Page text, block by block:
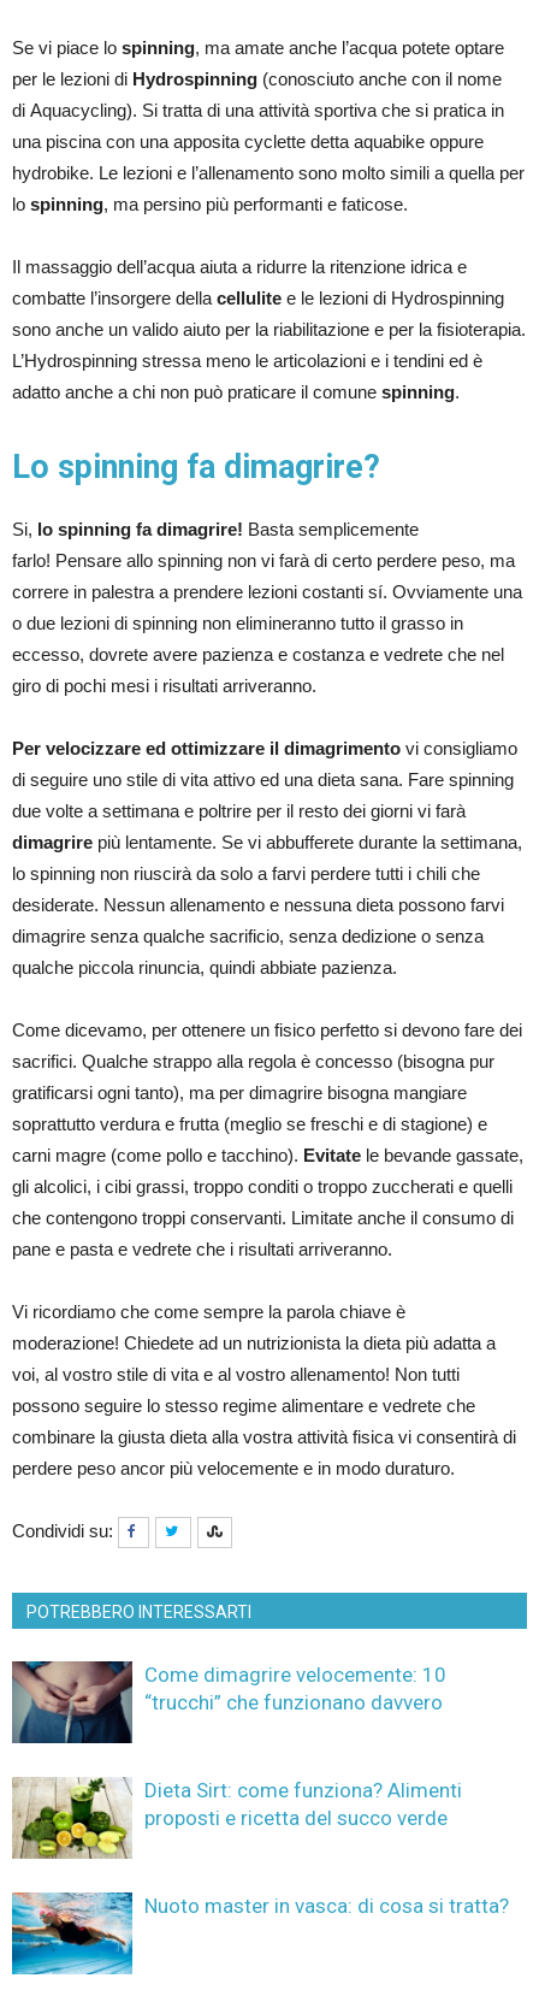
Se vi piace lo spinning, ma amate anche l’acqua potete optare
per le lezioni di Hydrospinning (conosciuto anche con il nome
di Aquacycling). Si tratta di una attività sportiva che si pratica in
una piscina con una apposita cyclette detta aquabike oppure
hydrobike. Le lezioni e l’allenamento sono molto simili a quella per
lo spinning, ma persino più performanti e faticose.
Il massaggio dell’acqua aiuta a ridurre la ritenzione idrica e
combatte l’insorgere della cellulite e le lezioni di Hydrospinning
sono anche un valido aiuto per la riabilitazione e per la fisioterapia.
L’Hydrospinning stressa meno le articolazioni e i tendini ed è
adatto anche a chi non può praticare il comune spinning.
Lo spinning fa dimagrire?
Si, lo spinning fa dimagrire! Basta semplicemente
farlo! Pensare allo spinning non vi farà di certo perdere peso, ma
correre in palestra a prendere lezioni costanti sí. Ovviamente una
o due lezioni di spinning non elimineranno tutto il grasso in
eccesso, dovrete avere pazienza e costanza e vedrete che nel
giro di pochi mesi i risultati arriveranno.
Per velocizzare ed ottimizzare il dimagrimento vi consigliamo
di seguire uno stile di vita attivo ed una dieta sana. Fare spinning
due volte a settimana e poltrire per il resto dei giorni vi farà
dimagrire più lentamente. Se vi abbufferete durante la settimana,
lo spinning non riuscirà da solo a farvi perdere tutti i chili che
desiderate. Nessun allenamento e nessuna dieta possono farvi
dimagrire senza qualche sacrificio, senza dedizione o senza
qualche piccola rinuncia, quindi abbiate pazienza.
Come dicevamo, per ottenere un fisico perfetto si devono fare dei
sacrifici. Qualche strappo alla regola è concesso (bisogna pur
gratificarsi ogni tanto), ma per dimagrire bisogna mangiare
soprattutto verdura e frutta (meglio se freschi e di stagione) e
carni magre (come pollo e tacchino). Evitate le bevande gassate,
gli alcolici, i cibi grassi, troppo conditi o troppo zuccherati e quelli
che contengono troppi conservanti. Limitate anche il consumo di
pane e pasta e vedrete che i risultati arriveranno.
Vi ricordiamo che come sempre la parola chiave è
moderazione! Chiedete ad un nutrizionista la dieta più adatta a
voi, al vostro stile di vita e al vostro allenamento! Non tutti
possono seguire lo stesso regime alimentare e vedrete che
combinare la giusta dieta alla vostra attività fisica vi consentirà di
perdere peso ancor più velocemente e in modo duraturo.
Condividi su:
POTREBBERO INTERESSARTI
Come dimagrire velocemente: 10
“trucchi” che funzionano davvero
Dieta Sirt: come funziona? Alimenti
proposti e ricetta del succo verde
Nuoto master in vasca: di cosa si tratta?